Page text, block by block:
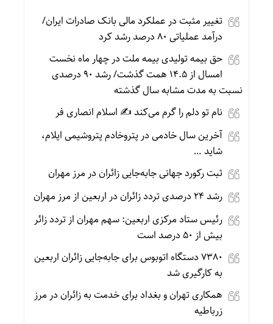
تغییر مثبت در عملکرد مالی بانک صادرات ایران/
درآمد عملیاتی ۸۰ درصد رشد کرد
حق بیمه تولیدی بیمه ملت در چهار ماه نخست
امسال از ۱۴.۵ همت گذشت/ رشد ۹۰ درصدی
نسبت به مدت مشابه سال گذشته
نام تو دلم را گرم می‌کند ✍️ اسلام انصاری فر
آخرین سال خادمی در پتروخادم پتروشیمی ایلام،
شاید …
ثبت رکورد جهانی جابه‌جایی زائران در مرز مهران
رشد ۲۴ درصدی تردد زائران در اربعین از مرز مهران
رئیس ستاد مرکزی اربعین: سهم مهران از تردد زائر
بیش از ۵۰ درصد است
۷۳۸۰ دستگاه اتوبوس برای جابه‌جایی زائران اربعین
به‌ کارگیری شد
همکاری تهران و بغداد برای خدمت به زائران در مرز
زرباطیه